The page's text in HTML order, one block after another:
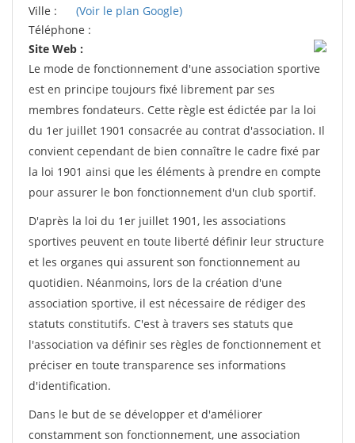
Ville :
(Voir le plan Google)
Téléphone :
Site Web :
Le mode de fonctionnement d'une association sportive
est en principe toujours fixé librement par ses
membres fondateurs. Cette règle est édictée par la loi
du 1er juillet 1901 consacrée au contrat d'association. Il
convient cependant de bien connaître le cadre fixé par
la loi 1901 ainsi que les éléments à prendre en compte
pour assurer le bon fonctionnement d'un club sportif.
D'après la loi du 1er juillet 1901, les associations
sportives peuvent en toute liberté définir leur structure
et les organes qui assurent son fonctionnement au
quotidien. Néanmoins, lors de la création d'une
association sportive, il est nécessaire de rédiger des
statuts constitutifs. C'est à travers ses statuts que
l'association va définir ses règles de fonctionnement et
préciser en toute transparence ses informations
d'identification.
Dans le but de se développer et d'améliorer
constamment son fonctionnement, une association